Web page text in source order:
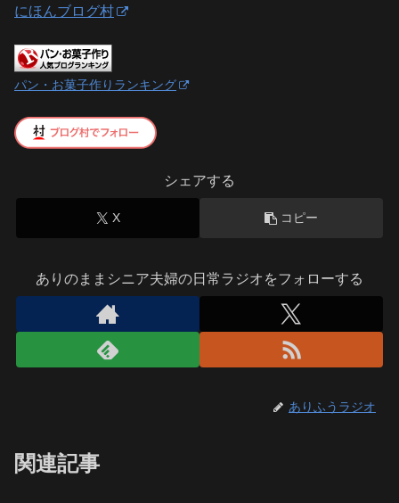
にほんブログ村
パン・お菓子作りランキング
シェアする
X コピー
ありのままシニア夫婦の日常ラジオをフォローする
ありふうラジオ
関連記事